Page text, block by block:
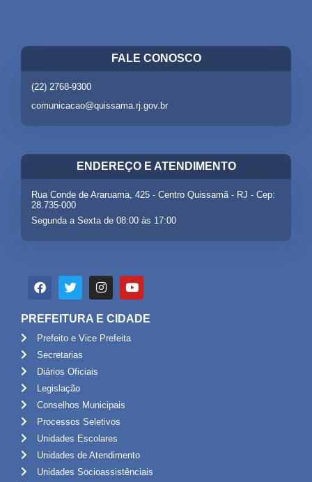
FALE CONOSCO
(22) 2768-9300
comunicacao@quissama.rj.gov.br
ENDEREÇO E ATENDIMENTO
Rua Conde de Araruama, 425 - Centro Quissamã - RJ - Cep:
28.735-000
Segunda a Sexta de 08:00 às 17:00
PREFEITURA E CIDADE
Prefeito e Vice Prefeita
Secretarias
Diários Oficiais
Legislação
Conselhos Municipais
Processos Seletivos
Unidades Escolares
Unidades de Atendimento
Unidades Socioassistênciais